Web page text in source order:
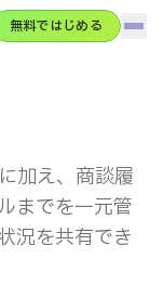
無料ではじめる ハン
加え、商談履
までを一元管
況を共有でき